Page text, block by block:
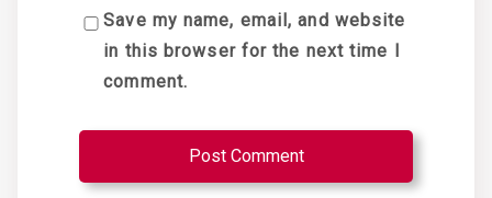
Save my name, email, and website
in this browser for the next time I
comment.